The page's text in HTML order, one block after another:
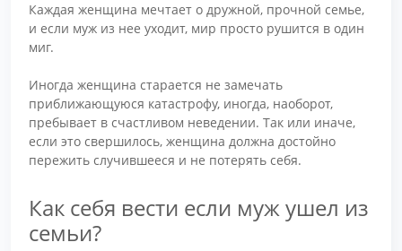
Каждая женщина мечтает о дружной, прочной семье,
и если муж из нее уходит, мир просто рушится в один
миг.
Иногда женщина старается не замечать
приближающуюся катастрофу, иногда, наоборот,
пребывает в счастливом неведении. Так или иначе,
если это свершилось, женщина должна достойно
пережить случившееся и не потерять себя.
Как себя вести если муж ушел из
семьи?